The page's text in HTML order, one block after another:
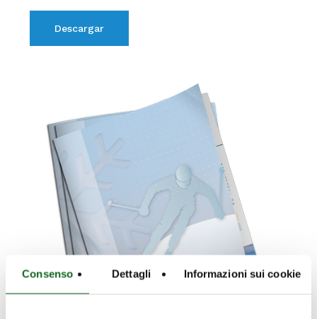
Consenso Dettagli Informazioni sui cookie
Descargar